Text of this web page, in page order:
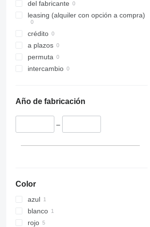
del fabricante
leasing (alquiler con opción a compra)
crédito
a plazos
permuta
intercambio
Año de fabricación
–
Color
azul
blanco
rojo